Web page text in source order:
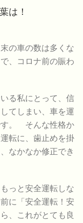
は！
の車の数は多くな
、コロナ前の賑わ
る私にとって、信
てしまい、車を運
す。 そんな性格か
転に、歯止めを掛
なかなか修正でき
っと安全運転しな
に「安全運転！安
、これがとても良